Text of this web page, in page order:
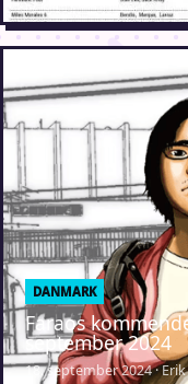
DANMARK
Faraos
september 2024
18. september 2024 ·